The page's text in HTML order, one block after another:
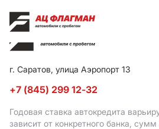
г. Саратов, улица Аэропорт 13
+7 (845) 299 12-32
Годовая ставка автокредита
зависит от конкретного банка,